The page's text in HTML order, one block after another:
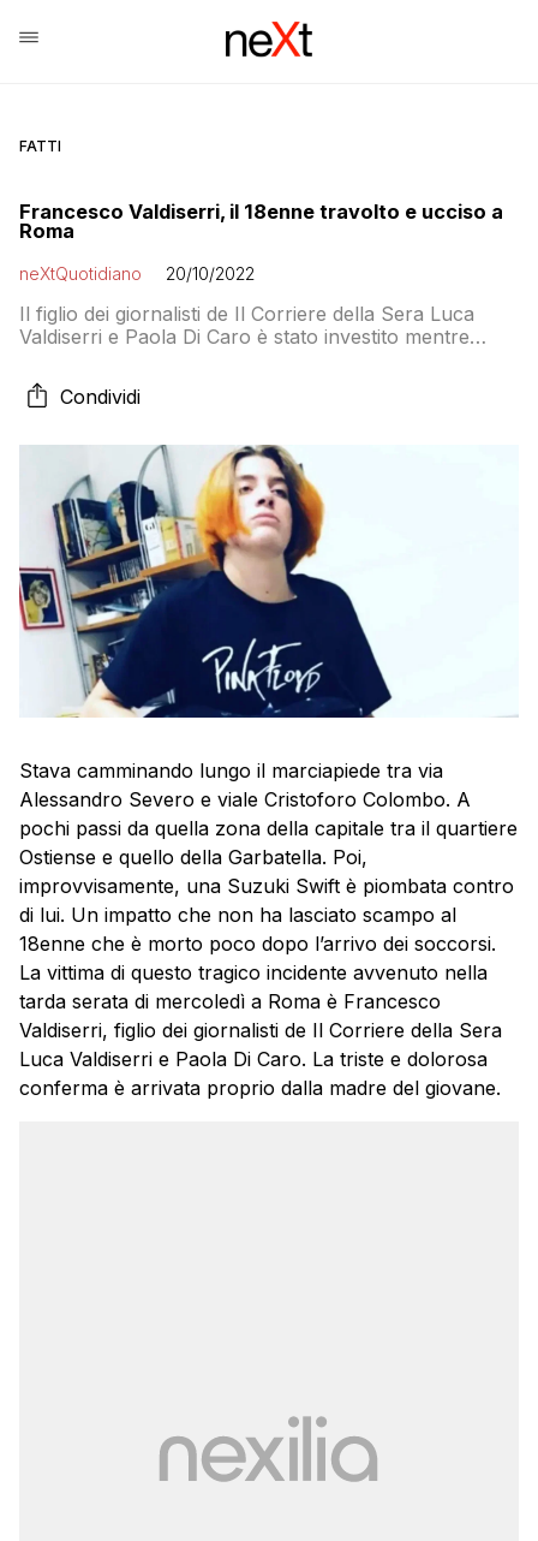
FATTI
Francesco Valdiserri, il 18enne travolto e ucciso a
Roma
neXtQuotidiano 20/10/2022
Il figlio dei giornalisti de Il Corriere della Sera Luca
Valdiserri e Paola Di Caro è stato investito mentre
Colombo
Condividi
Stava camminando lungo il marciapiede tra via
Alessandro Severo e viale Cristoforo Colombo. A
pochi passi da quella zona della capitale tra il quartiere
Ostiense e quello della Garbatella. Poi,
improvvisamente, una Suzuki Swift è piombata contro
di lui. Un impatto che non ha lasciato scampo al
18enne che è morto poco dopo l’arrivo dei soccorsi.
La vittima di questo tragico incidente avvenuto nella
tarda serata di mercoledì a Roma è Francesco
Valdiserri, figlio dei giornalisti de Il Corriere della Sera
Luca Valdiserri e Paola Di Caro. La triste e dolorosa
conferma è arrivata proprio dalla madre del giovane.